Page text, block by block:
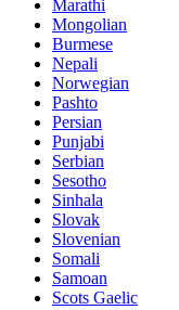
Marathi
Mongolian
Burmese
Nepali
Norwegian
Pashto
Persian
Punjabi
Serbian
Sesotho
Sinhala
Slovak
Slovenian
Somali
Samoan
Scots Gaelic